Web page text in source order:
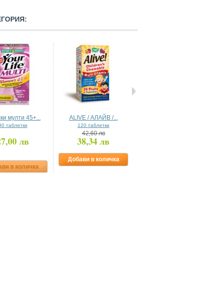
мулти 45+...
таблетки
лв
в количка
ALIVE / АЛАЙВ /...
120 таблетки
42,60 лв
38,34 лв
Добави в количка